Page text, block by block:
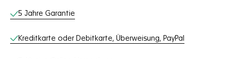
Online-Services
5 Jahre Garantie
Kreditkarte oder Debitkarte, Überweisung, PayPal